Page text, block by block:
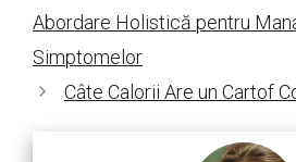
Abordare Holistică pentru
Simptomelor
Câte Calorii Are un Cartof